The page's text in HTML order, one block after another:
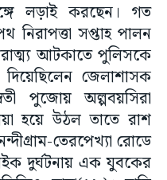
লড়াই করছেন। গত
সপ্তাহ পালন
আটকাতে পুলিসকে
দিয়েছিলেন জেলাশাসক
পুজোয় অল্পবয়সিরা
হয়ে উঠল তাতে রাশ
তেরপেখ্যা রোডে
দুর্ঘটনায় এক যুবকের